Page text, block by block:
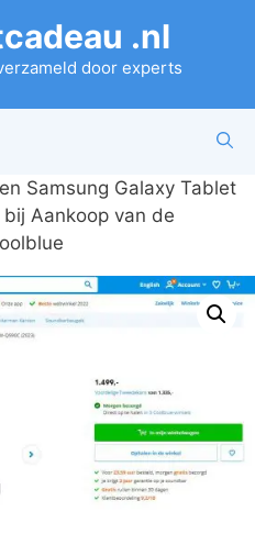
.nl
door experts
Samsung Galaxy Tablet
Aankoop van de